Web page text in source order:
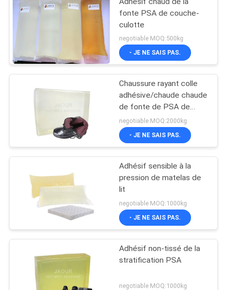
fonte PSA de couche-
culotte
negotiable MOQ:500kg
- JE NE SAIS PAS.
Chaussure rayant colle
adhésive/chaude chaude
de fonte de PSA de
fonte pour la
stratification non-tissée
negotiable MOQ:2000kg
- JE NE SAIS PAS.
Adhésif sensible à la
pression de matelas de
lit
negotiable MOQ:1000kg
- JE NE SAIS PAS.
Adhésif non-tissé de la
stratification PSA
negotiable MOQ:1000kg